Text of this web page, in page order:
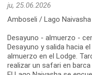
ju, 25.06.2026
Amboseli / Lago Naivasha
Desayuno - almuerzo -
Desayuno y salida hacia
almuerzo en el Lodge.
realizar un safari en